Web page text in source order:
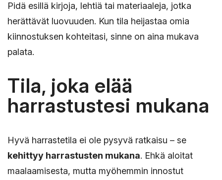
Pidä esillä kirjoja, lehtiä tai materiaaleja, jotka
herättävät luovuuden. Kun tila heijastaa omia
kiinnostuksen kohteitasi, sinne on aina mukava
palata.
Tila, joka elää
harrastustesi mukana
Hyvä harrastetila ei ole pysyvä ratkaisu – se
kehittyy harrastusten mukana. Ehkä aloitat
maalaamisesta, mutta myöhemmin innostut